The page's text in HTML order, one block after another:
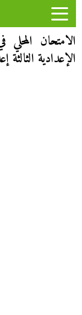
الامتحان
الإعدادية الثالثة